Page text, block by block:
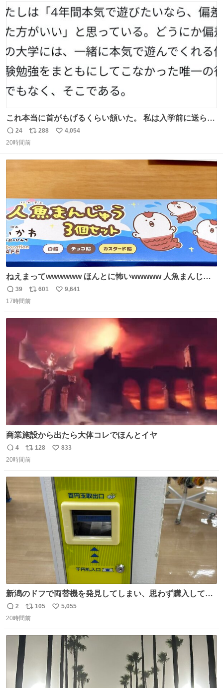
ト
数
数
これ本当に首がもげるくらい頷いた。 私は入学前に送られ
てきた、大学のサークル紹介冊子を見た時点で終わりを感
じたので、女子大でもないくせに偏差値の高い大学のイン
た。 高偏差値に行けないならせめてそれくらいした方が予
後がいいです。 https://t.co/9nMHIrETkw
返
信
24
リ
ポ
288
い
4,054
20時間前
ねえまってwwwwww ほんとに怖いwwwww 人魚まんじゅ
う買ってきたから私も永遠のいのちを…ぐへへ…と思いな
がら1つ食べたら 奥歯欠けたんだけど！！！！？？？ しか
たから何？と思って口から出したら自分の歯wwwwww セ
イレーンの呪いじゃん😭
返
信
39
リ
ポ
601
い
9,641
17時間前
商業施設から出たら大体コレでほんとイヤ
返
信
4
リ
ポ
数
128
い
数
833
20時間前
新潟のドフで両替機を発見してしまい、思わず購入してし
まい大阪に発送するイベントが発生
返
信
2
リ
ポ
ト
105
い
数
5,055
20時間前